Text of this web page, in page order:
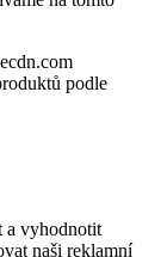
podle
a vyhodnotit
naši reklamní